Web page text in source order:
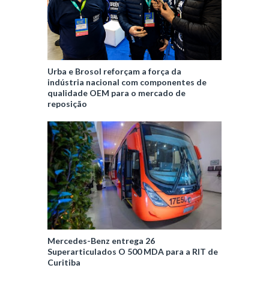
Urba e Brosol reforçam a força da
indústria nacional com componentes de
qualidade OEM para o mercado de
reposição
Mercedes-Benz entrega 26
Superarticulados O 500 MDA para a RIT de
Curitiba